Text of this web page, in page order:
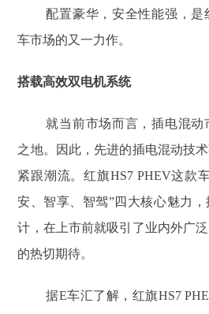
配置豪华，安全性能强，
车市场的又一力作。
搭载高效双电机系统
就当前市场而言，插电混
之地。因此，先进的插电混动技
紧跟潮流。红旗HS7 PHEV这款
安、智享、智驾”四大核心魅力
计，在上市前就吸引了业内外广
的热切期待。
据E车汇了解，红旗HS7